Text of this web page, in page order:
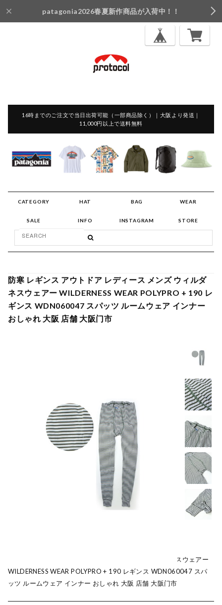
patagonia2026春夏新作商品が入荷中！！
16時までのご注文で当日出荷可能（一部商品除く）｜大阪より発送｜
11,000円以上で送料無料
CATEGORY HAT BAG WEAR
SALE INFO INSTAGRAM STORE
防寒 レギンス アウトドア レディース メンズ ウィルダ
ネスウェアー WILDERNESS WEAR POLYPRO + 190 レ
ギンス WDN060047 スパッツ ルームウェア インナー
おしゃれ 大阪 店舗 大阪门市
防寒 レギンス アウトドア レディース メンズ ウィルダネスウェアー
WILDERNESS WEAR POLYPRO + 190 レギンス WDN060047 スパ
ッツ ルームウェア インナー おしゃれ 大阪 店舗 大阪门市